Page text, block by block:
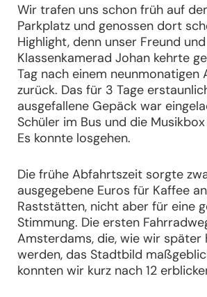
Wir trafen uns schon früh auf
Parkplatz und genossen dort
Highlight, denn unser Freund und
Klassenkamerad Johan kehrte
Tag nach einem neunmonatigen
zurück. Das für 3 Tage
ausgefallene Gepäck war
Schüler im Bus und die
Es konnte losgehen.
Die frühe Abfahrtszeit sorgte
ausgegebene Euros für Kaffee
Raststätten, nicht aber für eine
Stimmung. Die ersten
Amsterdams, die, wie wir später
werden, das Stadtbild
konnten wir kurz nach 12